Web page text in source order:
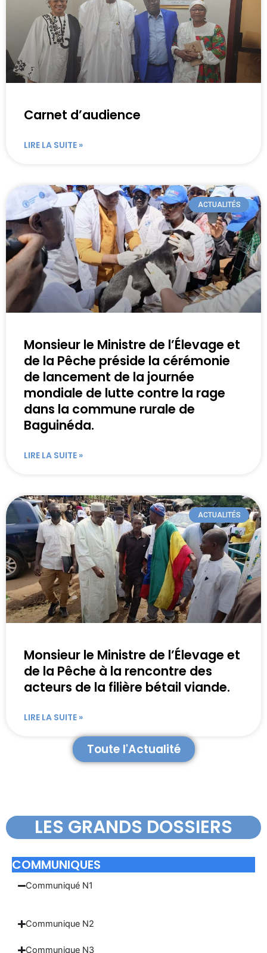
Carnet d’audience
LIRE LA SUITE »
ACTUALITÉS
Monsieur le Ministre de l’Élevage et
de la Pêche préside la cérémonie
de lancement de la journée
mondiale de lutte contre la rage
dans la commune rurale de
Baguinéda.
LIRE LA SUITE »
ACTUALITÉS
Monsieur le Ministre de l’Élevage et
de la Pêche à la rencontre des
acteurs de la filière bétail viande.
LIRE LA SUITE »
Toute l'Actualité
LES GRANDS DOSSIERS
COMMUNIQUES
Communiqué N1
Communique N2
Communique N3